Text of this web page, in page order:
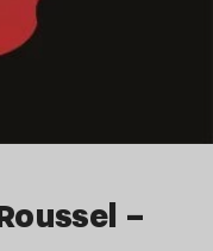
–